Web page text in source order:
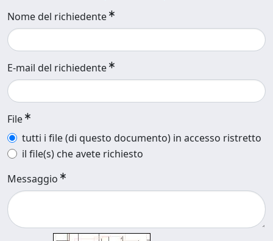
Nome del richiedente
E-mail del richiedente
File
tutti i file (di questo documento) in accesso ristretto
il file(s) che avete richiesto
Messaggio